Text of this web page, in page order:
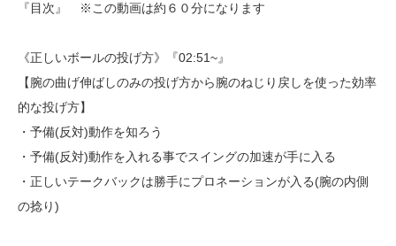
『目次』 ※この動画は約６０分になります
《正しいボールの投げ方》『02:51~』
【腕の曲げ伸ばしのみの投げ方から腕のねじり戻しを使った効率
的な投げ方】
・予備(反対)動作を知ろう
・予備(反対)動作を入れる事でスイングの加速が手に入る
・正しいテークバックは勝手にプロネーションが入る(腕の内側
の捻り)